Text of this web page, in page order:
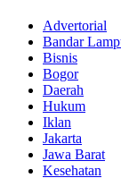
Advertorial
Bandar
Bisnis
Bogor
Daerah
Hukum
Iklan
Jakarta
Jawa Barat
Kesehatan